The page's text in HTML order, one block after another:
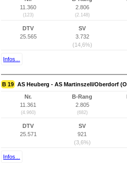
11.360
(123)
2.806
(2.148)
DTV
25.565
SV
3.732
(14,6%)
Infos...
B 19 AS Heuberg - AS Martinszell/Oberdorf
Nr.
11.361
(4.960)
B-Rang
2.805
(682)
DTV
25.571
SV
921
(3,6%)
Infos...